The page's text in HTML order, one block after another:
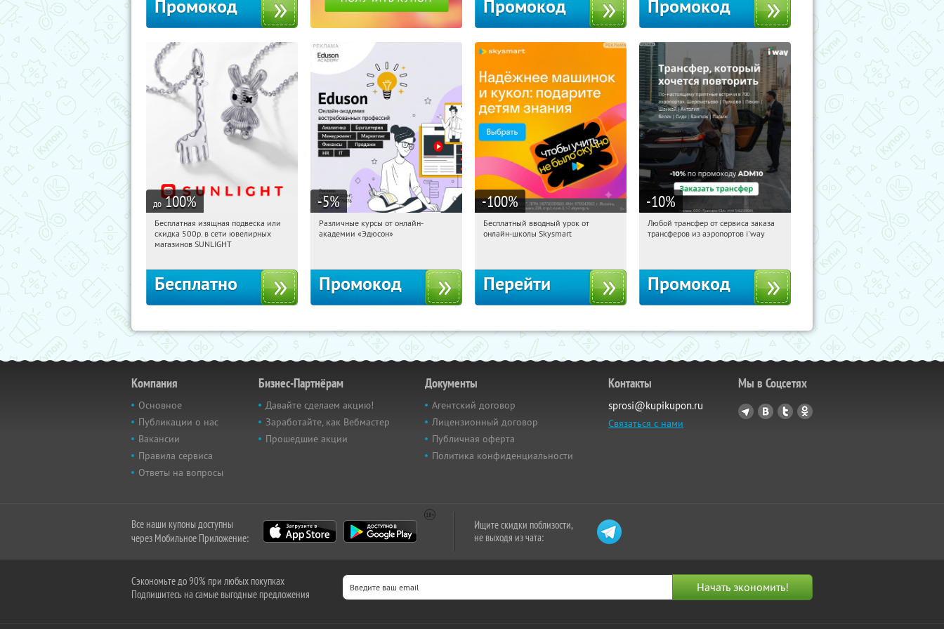
Промокод Промокод Промокод
до 100%
09:12:13 Получили:
Россия
Бесплатная изящная подвеска или
скидка 500р. в сети ювелирных
магазинов SUNLIGHT
Бесплатно
-5%
09:12:13 Получили:
Различные курсы от онлайн-
академии «Эдюсон»
Промокод
-100%
09:12:13
Получи первым!
Бесплатный вводный урок от
онлайн-школы Skysmart
Перейти
-10%
09:12:13
Получи первым!
Любой трансфер от сервиса заказа
трансферов из аэропортов i'way
Промокод
Компания
Основное
Публикации о нас
Вакансии
Правила сервиса
Ответы на вопросы
Бизнес-Партнёрам
Давайте сделаем акцию!
Заработайте, как Вебмастер
Прошедшие акции
Документы
Агентский договор
Лицензионный договор
Публичная оферта
Политика конфиденциальности
Контакты
sprosi@kupikupon.ru
Связаться с нами
Мы в Соцсетях
Все наши купоны доступны
через Мобильное Приложение:
Ищите скидки поблизости,
не выходя из чата:
Сэкономьте до 90% при любых покупках
Подпишитесь на самые выгодные предложения